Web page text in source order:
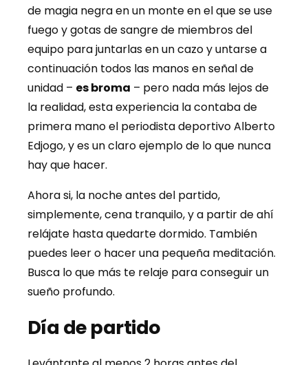
de magia negra en un monte en el que se use
fuego y gotas de sangre de miembros del
equipo para juntarlas en un cazo y untarse a
continuación todos las manos en señal de
unidad – es broma – pero nada más lejos de
la realidad, esta experiencia la contaba de
primera mano el periodista deportivo Alberto
Edjogo, y es un claro ejemplo de lo que nunca
hay que hacer.
Ahora si, la noche antes del partido,
simplemente, cena tranquilo, y a partir de ahí
relájate hasta quedarte dormido. También
puedes leer o hacer una pequeña meditación.
Busca lo que más te relaje para conseguir un
sueño profundo.
Día de partido